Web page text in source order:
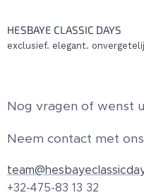
HESBAYE CLASSIC DAYS
exclusief. elegant.
Nog vragen of wenst
Neem contact met
+32-475-83 13 32